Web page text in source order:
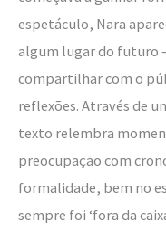
espetáculo, Nara
algum lugar do futuro
compartilhar com o
reflexões. Através de
texto relembra
preocupação com
formalidade, bem no
sempre foi ‘fora da